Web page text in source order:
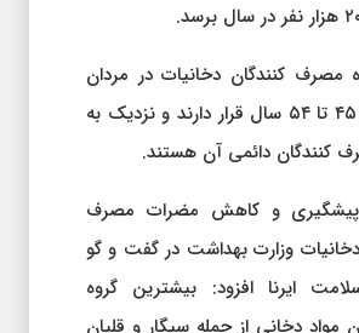
مصرف کنندگان دخانیات در مردان
در گروه سنی ۴۵ تا ۵۴ سال قرار دارند و نزدیک به
پیشگیری و کاهش مضرات مصرف
وزارت بهداشت در گفت و گو
ایرنا افزود: بیشترین گروه
مواد دخانی از جمله سیگار و قلیان